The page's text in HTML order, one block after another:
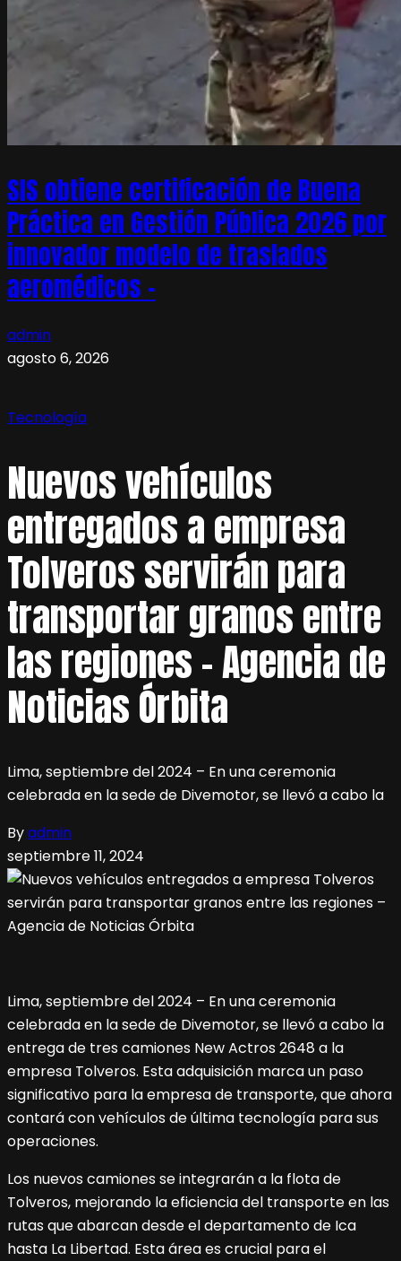
SIS obtiene certificación de Buena
Práctica en Gestión Pública 2026 por
innovador modelo de traslados
aeromédicos –
admin
agosto 6, 2026
Tecnología
Nuevos vehículos
entregados a empresa
Tolveros servirán para
transportar granos entre
las regiones – Agencia de
Noticias Órbita
Lima, septiembre del 2024 – En una ceremonia
celebrada en la sede de Divemotor, se llevó a cabo la
Byadmin
septiembre 11, 2024
Lima, septiembre del 2024 – En una ceremonia
celebrada en la sede de Divemotor, se llevó a cabo la
entrega de tres camiones New Actros 2648 a la
empresa Tolveros. Esta adquisición marca un paso
significativo para la empresa de transporte, que ahora
contará con vehículos de última tecnología para sus
operaciones.
Los nuevos camiones se integrarán a la flota de
Tolveros, mejorando la eficiencia del transporte en las
rutas que abarcan desde el departamento de Ica
hasta La Libertad. Esta área es crucial para el